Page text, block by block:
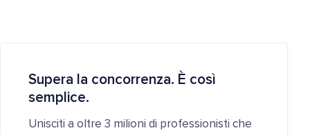
Supera la concorrenza. È così
semplice.
Unisciti a oltre 3 milioni di professionisti che